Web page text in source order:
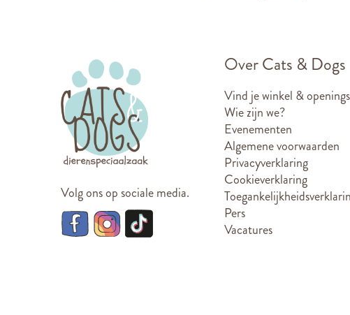
Volg ons op sociale media.
Over Cats & Dogs
Vind je winkel &
Wie zijn we?
Evenementen
Algemene voorwaarden
Privacyverklaring
Cookieverklaring
Pers
Vacatures